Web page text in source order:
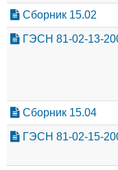
Сборник 15.02
ГЭСН 81-02-13-
Сборник 15.04
ГЭСН 81-02-15-